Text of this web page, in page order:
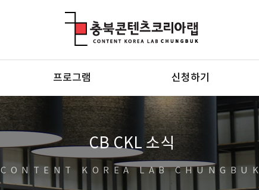
프로그램 신청하기
CB CKL 소식
CONTENT KOREA LAB CHUNGBUK